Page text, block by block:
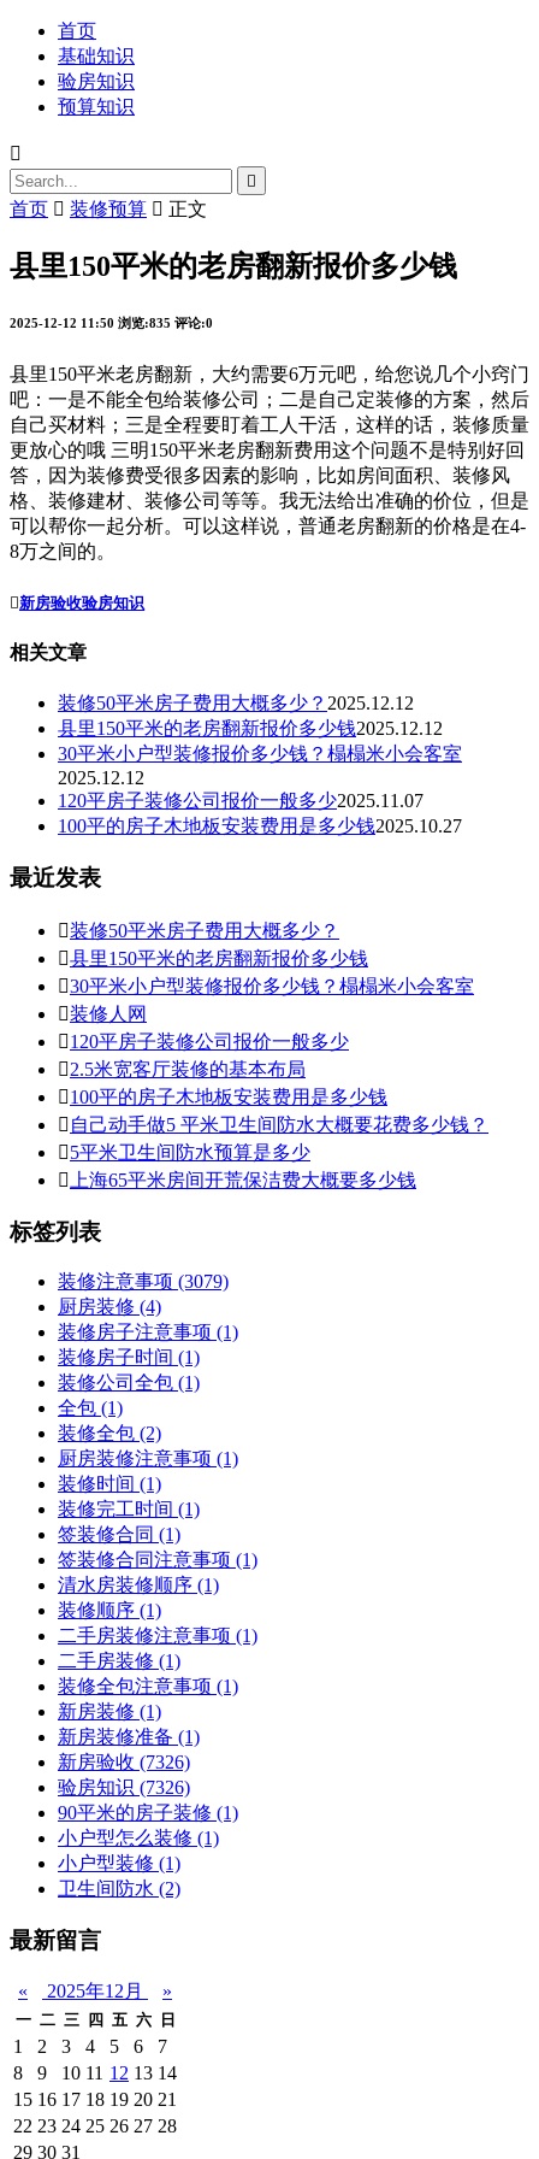
首页
基础知识
验房知识
预算知识


首页  装修预算  正文
县里150平米的老房翻新报价多少钱
2025-12-12 11:50 浏览:835 评论:0
县里150平米老房翻新，大约需要6万元吧，给您说几个小窍门
吧：一是不能全包给装修公司；二是自己定装修的方案，然后
自己买材料；三是全程要盯着工人干活，这样的话，装修质量
更放心的哦 三明150平米老房翻新费用这个问题不是特别好回
答，因为装修费受很多因素的影响，比如房间面积、装修风
格、装修建材、装修公司等等。我无法给出准确的价位，但是
可以帮你一起分析。可以这样说，普通老房翻新的价格是在4-
8万之间的。
新房验收验房知识
相关文章
装修50平米房子费用大概多少？ 2025.12.12
县里150平米的老房翻新报价多少钱2025.12.12
30平米小户型装修报价多少钱？榻榻米小会客室
2025.12.12
120平房子装修公司报价一般多少2025.11.07
100平的房子木地板安装费用是多少钱2025.10.27
最近发表
装修50平米房子费用大概多少？
县里150平米的老房翻新报价多少钱
30平米小户型装修报价多少钱？榻榻米小会客室
装修人网
120平房子装修公司报价一般多少
2.5米宽客厅装修的基本布局
100平的房子木地板安装费用是多少钱
 自己动手做5 平米卫生间防水大概要花费多少钱？
5平米卫生间防水预算是多少
 上海65平米房间开荒保洁费大概要多少钱
标签列表
装修注意事项 (3079)
厨房装修 (4)
装修房子注意事项 (1)
装修房子时间 (1)
装修公司全包 (1)
全包 (1)
装修全包 (2)
厨房装修注意事项 (1)
装修时间 (1)
装修完工时间 (1)
签装修合同 (1)
签装修合同注意事项 (1)
清水房装修顺序 (1)
装修顺序 (1)
二手房装修注意事项 (1)
二手房装修 (1)
装修全包注意事项 (1)
新房装修 (1)
新房装修准备 (1)
新房验收 (7326)
验房知识 (7326)
90平米的房子装修 (1)
小户型怎么装修 (1)
小户型装修 (1)
卫生间防水 (2)
最新留言
« 2025年12月 »
一 二 三 四 五 六 日
1 2 3 4 5 6
7
8
9 10 11 12 13 14
15 16 17 18 19 20 21
22 23 24 25 26 27 28
29 30 31